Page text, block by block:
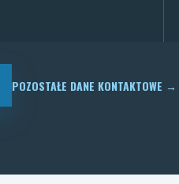
POZOSTAŁE DANE KONTAKTOWE →